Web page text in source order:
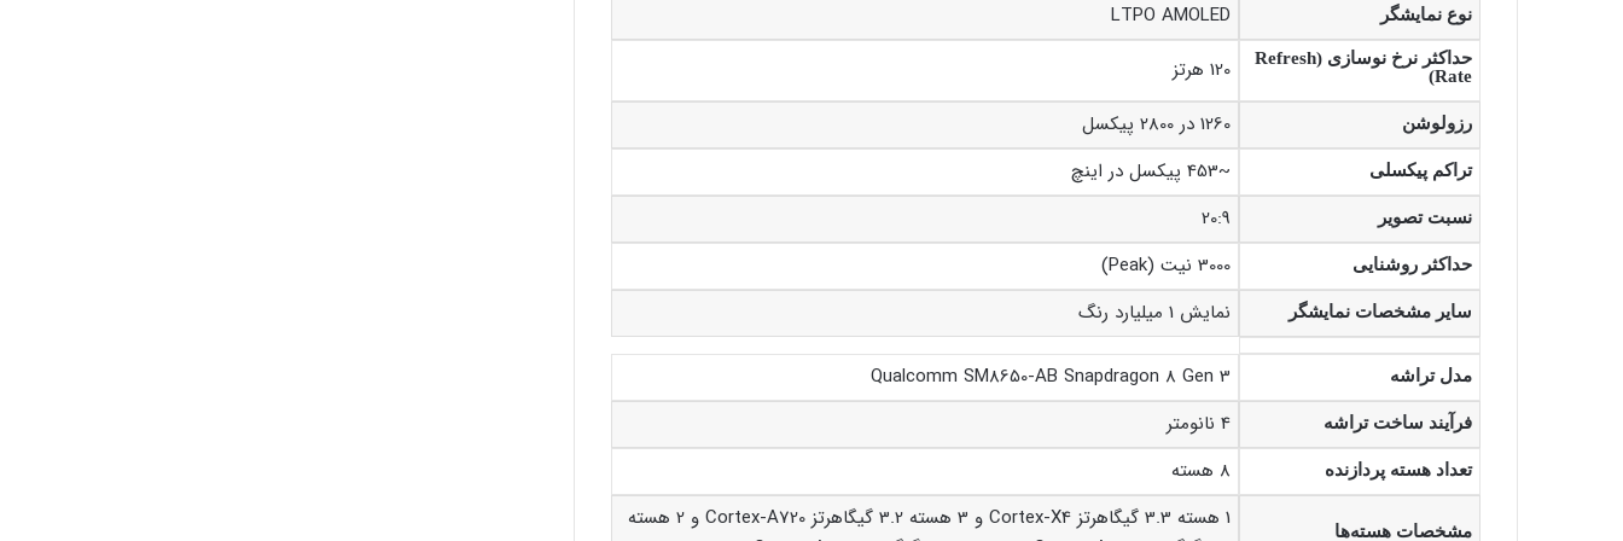
نوع نمایشگر LTPO AMOLED
حداکثر نرخ نوسازی (Refresh
Rate)
120 هرتز
رزولوشن 1260 در 2800 پیکسل
تراکم پیکسلی ~453 پیکسل در اینچ
نسبت تصویر 20:9
حداکثر روشنایی 3000 نیت (Peak)
سایر مشخصات نمایشگر نمایش 1 میلیارد رنگ
مدل تراشه Qualcomm SM8650-AB Snapdragon 8 Gen 3
فرآیند ساخت تراشه 4 نانومتر
تعداد هسته پردازنده 8 هسته
مشخصات هسته‌ها
1 هسته 3.3 گیگاهرتز Cortex-X4 و 3 هسته 3.2 گیگاهرتز Cortex-A720 و 2 هسته